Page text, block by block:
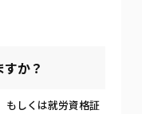
か？
もしくは就労資格証